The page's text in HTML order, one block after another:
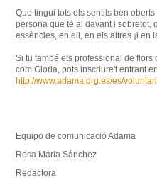
Que tingui tots els sentits ben oberts
persona que té al davant i sobretot,
essències , en ell, en els altres ¡i en
Si tu també ets professional de flors
com Gloria pots inscriure't entrant en
http://www.adama.org.es/es/
Equipo de comunicació Adama
Rosa Maria Sánchez
Redactora